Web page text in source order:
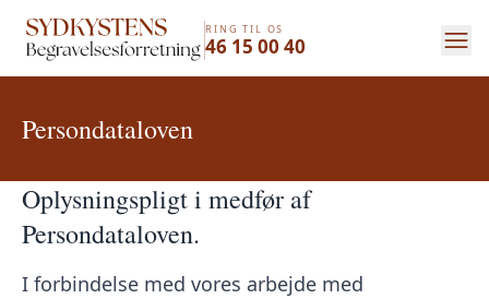
RING TIL OS
46 15 00 40
Persondataloven
Oplysningspligt i medfør af
Persondataloven.
I forbindelse med vores arbejde med